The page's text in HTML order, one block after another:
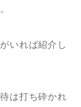
いれば紹介し
は打ち砕かれ